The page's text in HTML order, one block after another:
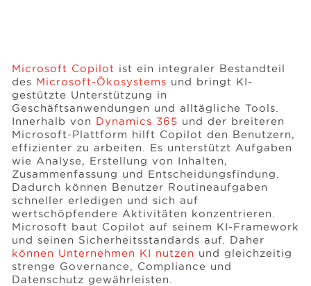
Microsoft Copilot ist ein integraler Bestandteil
des Microsoft-Ökosystems und bringt KI-
gestützte Unterstützung in
Geschäftsanwendungen und alltägliche Tools.
Innerhalb von Dynamics 365 und der breiteren
Microsoft-Plattform hilft Copilot den Benutzern,
effizienter zu arbeiten. Es unterstützt Aufgaben
wie Analyse, Erstellung von Inhalten,
Zusammenfassung und Entscheidungsfindung.
Dadurch können Benutzer Routineaufgaben
schneller erledigen und sich auf
wertschöpfendere Aktivitäten konzentrieren.
Microsoft baut Copilot auf seinem KI-Framework
und seinen Sicherheitsstandards auf. Daher
können Unternehmen KI nutzen und gleichzeitig
strenge Governance, Compliance und
Datenschutz gewährleisten.